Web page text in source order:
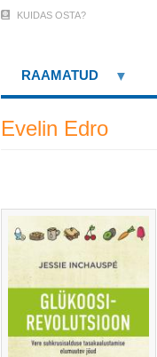
Menu
(logged
KUIDAS OSTA?
RAAMATUD
Evelin Edro